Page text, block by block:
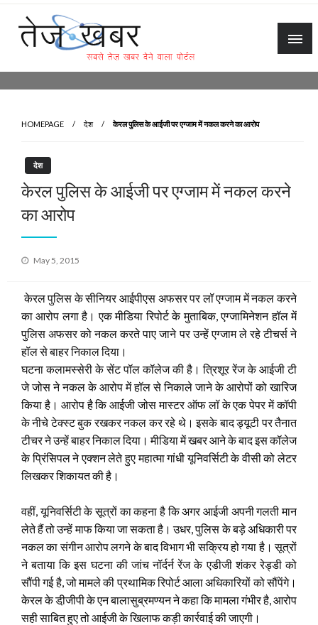
Skip
content
HOMEPAGE देश केरल पुलिस के आईजी पर एग्जाम में नकल करने का आरोप
देश
केरल पुलिस के आईजी पर एग्जाम में नकल करने
का आरोप
Posted
May 5, 2015
केरल पुलिस के सीनियर आईपीएस अफसर पर लॉ एग्जाम में नकल करने
का आरोप लगा है। एक मीडिया रिपोर्ट के मुताबिक, एग्जामिनेशन हॉल में
पुलिस अफसर को नकल करते पाए जाने पर उन्हें एग्जाम ले रहे टीचर्स ने
हॉल से बाहर निकाल दिया।
घटना कलामस्सेरी के सेंट पॉल कॉलेज की है। त्रिशूर रेंज के आईजी टी
जे जोस ने नकल के आरोप में हॉल से निकाले जाने के आरोपों को खारिज
किया है। आरोप है कि आईजी जोस मास्टर ऑफ लॉ के एक पेपर में कॉपी
के नीचे टेक्स्ट बुक रखकर नकल कर रहे थे। इसके बाद ड्यूटी पर तैनात
टीचर ने उन्हें बाहर निकाल दिया। मीडिया में खबर आने के बाद इस कॉलेज
के प्रिंसिपल ने एक्शन लेते हुए महात्मा गांधी यूनिवर्सिटी के वीसी को लेटर
लिखकर शिकायत की है।
वहीं, यूनिवर्सिटी के सूत्रों का कहना है कि अगर आईजी अपनी गलती मान
लेते हैं तो उन्हें माफ किया जा सकता है। उधर, पुलिस के बड़े अधिकारी पर
नकल का संगीन आरोप लगने के बाद विभाग भी सक्रिय हो गया है। सूत्रों
ने बताया कि इस घटना की जांच नॉर्दर्न रेंज के एडीजी शंकर रेड्डी को
सौंपी गई है, जो मामले की प्रथामिक रिपोर्ट आला अधिकारियों को सौंपेंगे।
केरल के डी़जीपी के एन बालासुब्रमण्यन ने कहा कि मामला गंभीर है, आरोप
सही साबित हुए तो आईजी के खिलाफ कड़ी कार्रवाई की जाएगी।